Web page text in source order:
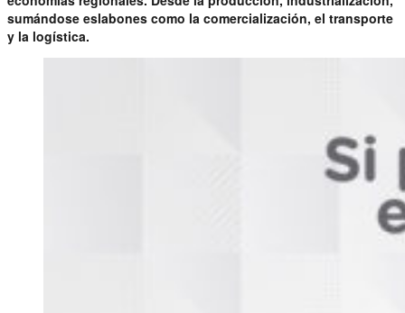
sumándose eslabones como la comercialización, el transporte
y la logística.